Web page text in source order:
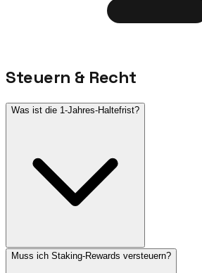
Steuern & Recht
Was ist die 1-Jahres-Haltefrist?
Muss ich Staking-Rewards versteuern?